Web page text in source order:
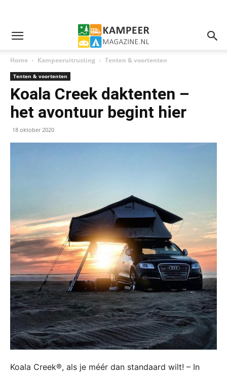
Home Kampeeruitrusting Tenten & voortenten
Tenten & voortenten
Koala Creek daktenten –
het avontuur begint hier
18 oktober 2020
Koala Creek®, als je méér dan standaard wilt! – In